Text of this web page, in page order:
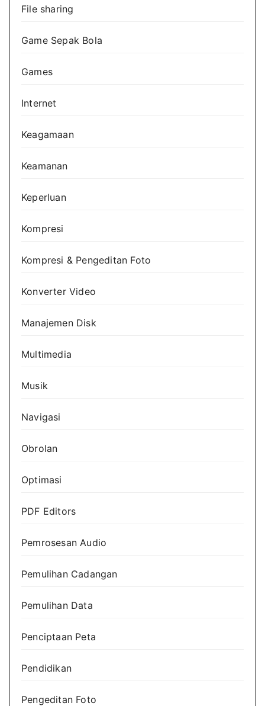
File sharing
Game Sepak Bola
Games
Internet
Keagamaan
Keamanan
Keperluan
Kompresi
Kompresi & Pengeditan Foto
Konverter Video
Manajemen Disk
Multimedia
Musik
Navigasi
Obrolan
Optimasi
PDF Editors
Pemrosesan Audio
Pemulihan Cadangan
Pemulihan Data
Penciptaan Peta
Pendidikan
Pengeditan Foto